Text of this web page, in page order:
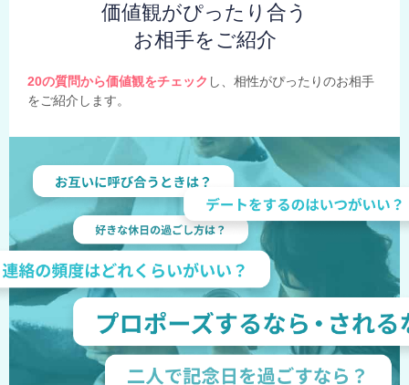
価値観がぴったり合う
お相手をご紹介
20の質問から価値観をチェック し、相性がぴったりのお相手
をご紹介します。